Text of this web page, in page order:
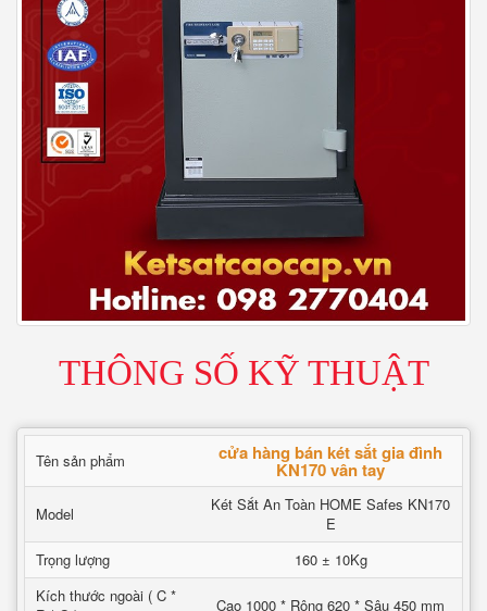
THÔNG SỐ KỸ THUẬT
Tên sản phẩm cửa hàng bán két sắt gia đình
KN170 vân tay
Model
Két Sắt An Toàn HOME Safes KN170
E
Trọng lượng
160 ± 10Kg
Kích thước ngoài ( C *
Cao 1000 * Rộng 620 * Sâu 450 mm